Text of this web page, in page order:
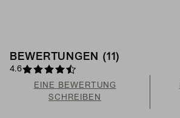
BEWERTUNGEN (11)
4.6
EINE BEWERTUNG
SCHREIBEN